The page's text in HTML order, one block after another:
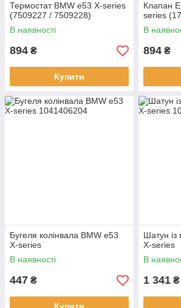
Термостат BMW e53 X-series
(7509227 / 7509228)
В наявності
894 ₴
Купити
Клапан
series
В
894 ₴
Бугеля колінвала BMW e53
X-series
В наявності
447 ₴
Шатун
X-series
В
1 341 ₴